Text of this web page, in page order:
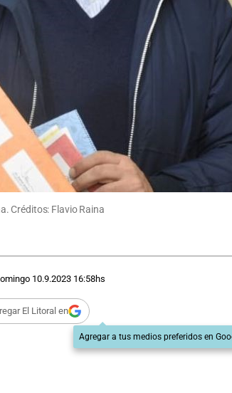
Créditos: Flavio Raina
10.9.2023 16:58hs
El Litoral en
Agregar a tus medios preferidos en